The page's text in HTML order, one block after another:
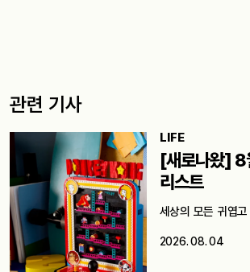
관련 기사
LIFE
[새로나왔] 8
리스트
세상의 모든 귀엽
2026. 08. 04